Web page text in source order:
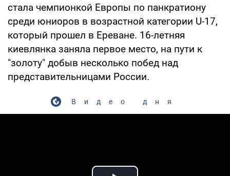
стала чемпионкой Европы по панкратиону
среди юниоров в возрастной категории U-17,
который прошел в Ереване. 16-летняя
киевлянка заняла первое место, на пути к
"золоту" добыв несколько побед над
представительницами России.
Видео дня